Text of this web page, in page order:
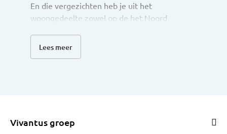
En die vergezichten heb je uit het
woongedeelte zowel op de het Noord
vanwege dat wij vaak naar Spanje gaan en in
Lees meer
Vivantus groep